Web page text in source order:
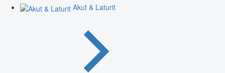
Akut & Laturit